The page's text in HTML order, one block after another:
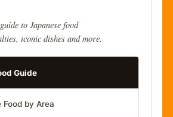
to Japanese food
iconic dishes and more.
Guide
Food by Area